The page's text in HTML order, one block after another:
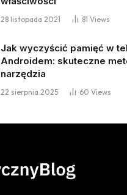
28 listopada 2021 81 Views
Jak wyczyścić pamięć w
Androidem: skuteczne
narzędzia
22 sierpnia 2025 60 Views